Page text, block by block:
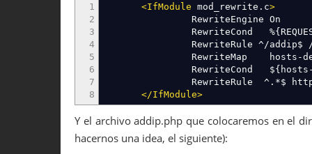
1
2
3
4
5
6
7
8
<IfModule mod_rewrite.c>
RewriteEngine On
RewriteCond %{
RewriteRule ^/addip$ /
RewriteMap hosts-deny
RewriteCond ${
RewriteRule ^.*$ http://
</IfModule>
Y el archivo addip.php que colocaremos en el
hacernos una idea, el siguiente):